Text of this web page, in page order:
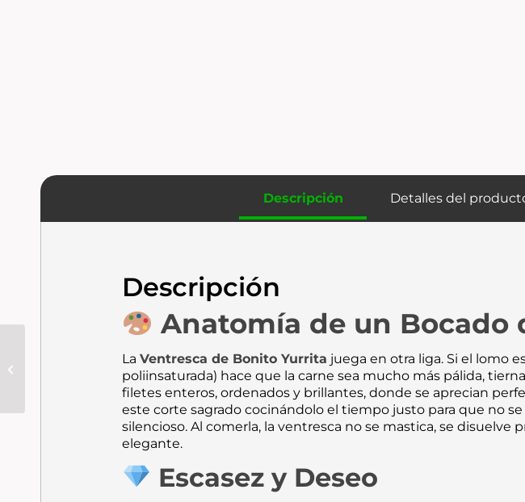
Descripción Detalles del
Descripción
Anatomía de un Bocado
La Ventresca de Bonito Yurrita juega en otra liga. Si el lomo
poliinsaturada) hace que la carne sea mucho más pálida,
filetes enteros, ordenados y brillantes, donde se aprecian
este corte sagrado cocinándolo el tiempo justo para que no se
silencioso.Al comerla, la ventresca no se mastica, se disuelve
elegante.
Escasez y Deseo
Chocolate Fondant
PABLO GARRIGÓS